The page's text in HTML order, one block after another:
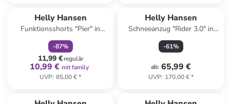
Helly Hansen
Funktionsshorts "Pier" in
Orange
-87%
11,99 €regulär
10,99 € mit family
UVP: 85,00 €*
Helly Hansen
Schneeanzug "Rider 3.0" in
Pink
-61%
ab: 65,99 €
UVP: 170,00 €*